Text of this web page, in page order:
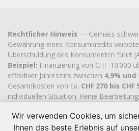
Rechtlicher Hinweis — Gemäss
Gewährung eines Konsumkredits
Überschuldung des Konsumenten führt
Beispiel: Finanzierung von CHF 10’000
effektiver Jahreszins zwischen 4,9% und
Gesamtkosten von ca. CHF 270 bis CHF
individuellen Situation. Keine
Cashflex MultiCredit GmbH , seit 2007
Kantons Zug eingetragen (UIDCHE-
Wir verwenden Cookies, um
Ihnen das beste Erlebnis auf